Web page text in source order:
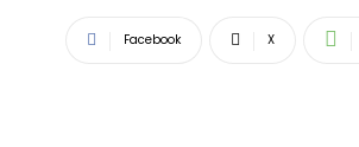
Facebook X